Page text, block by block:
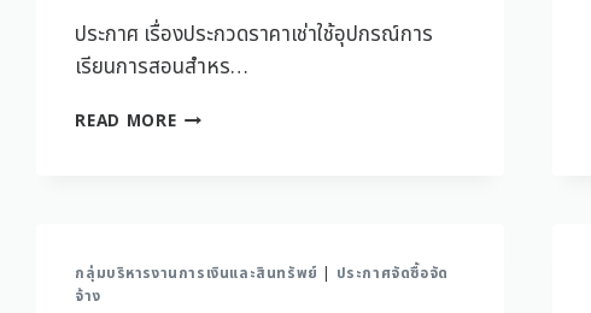
ประกาศ เรื่องประกวดราคาเช่าใช้อุปกรณ์การ
เรียนการสอนสำหร…
READ MORE
กลุ่มบริหารงานการเงินและสินทรัพย์ | ประกาศจัดซื้อจัด
จ้าง